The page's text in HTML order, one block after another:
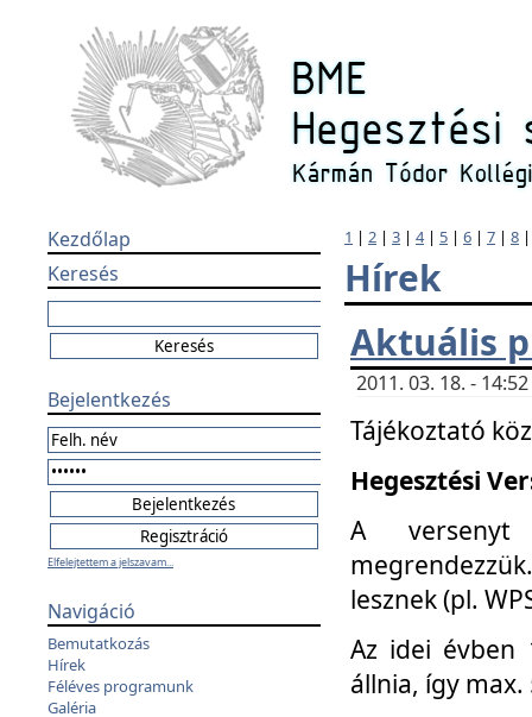
Kezdőlap
Keresés
Bejelentkezés
Elfelejtettem a jelszavam...
Navigáció
Bemutatkozás
Hírek
Féléves programunk
Galéria
1 | 2 | 3 | 4| 5 | 6 | 7 | 8
Hírek
Aktuális
2011. 03. 18. -
Tájékoztató
Hegesztési
A versenyt
lesznek (pl.
Az idei évben
állnia, így